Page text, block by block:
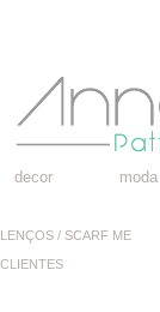
decor moda
LENÇOS / SCARF ME
CLIENTES